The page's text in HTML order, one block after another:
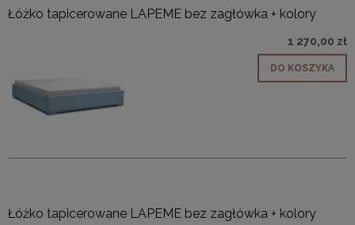
Łóżko tapicerowane LAPEME bez zagłówka + kolory
1 270,00 zł
DO KOSZYKA
Łóżko tapicerowane LAPEME bez zagłówka + kolory